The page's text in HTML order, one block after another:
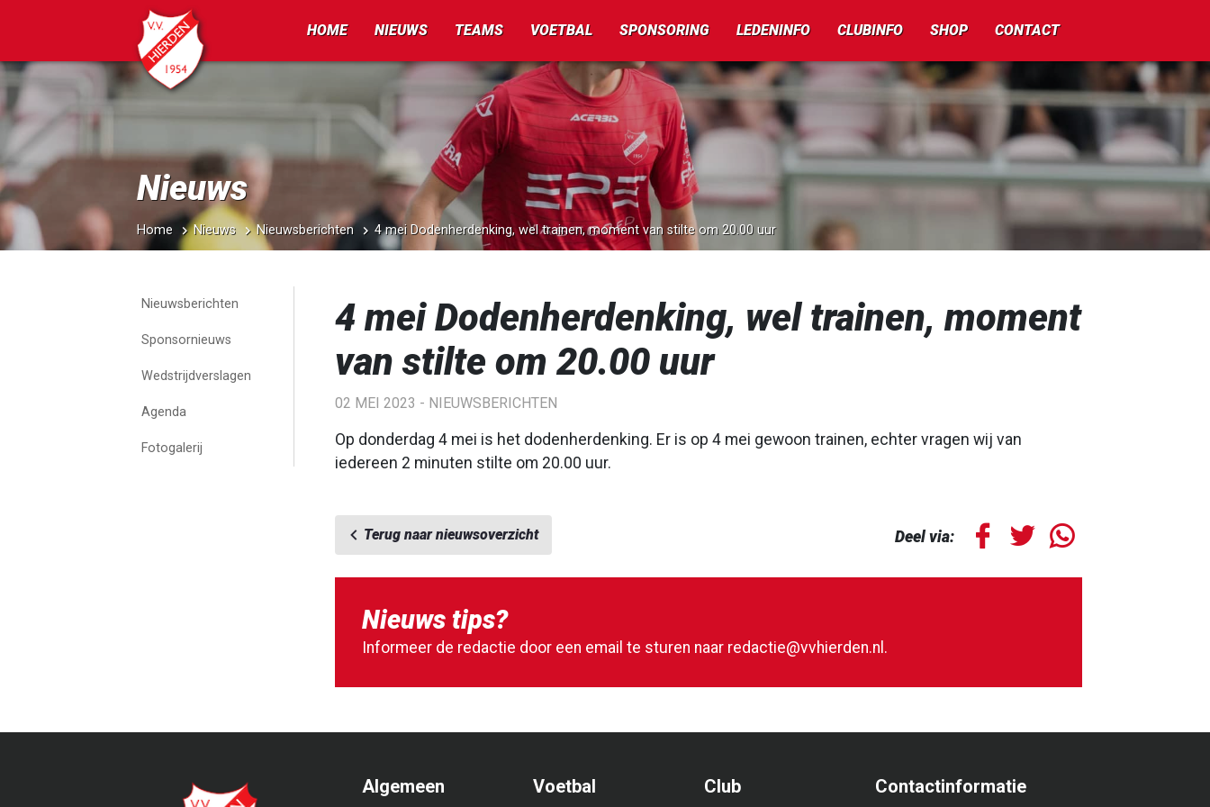
HOME NIEUWS TEAMS VOETBAL SPONSORING LEDENINFO CLUBINFO SHOP CONTACT
Nieuws
Home Nieuws Nieuwsberichten 4 mei Dodenherdenking, wel trainen, moment van stilte om 20.00 uur
Nieuwsberichten
Sponsornieuws
Wedstrijdverslagen
Agenda
Fotogalerij
4 mei Dodenherdenking, wel trainen, moment
van stilte om 20.00 uur
02 MEI 2023 - NIEUWSBERICHTEN
Op donderdag 4 mei is het dodenherdenking. Er is op 4 mei gewoon trainen, echter vragen wij van
iedereen 2 minuten stilte om 20.00 uur.
Terug naar nieuwsoverzicht Deel via:
Nieuws tips?
Informeer de redactie door een email te sturen naar redactie@vvhierden.nl .
Algemeen Voetbal Club Contactinformatie